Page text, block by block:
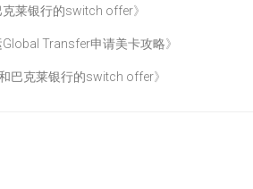
克莱银行的switch offer》
Transfer申请美卡攻略》
巴克莱银行的switch offer》